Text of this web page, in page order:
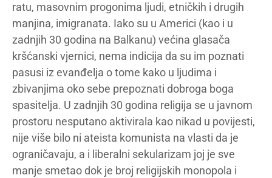
ratu, masovnim progonima ljudi, etničkih i drugih
manjina, imigranata. Iako su u Americi (kao i u
zadnjih 30 godina na Balkanu) većina glasača
kršćanski vjernici, nema indicija da su im poznati
pasusi iz evanđelja o tome kako u ljudima i
zbivanjima oko sebe prepoznati dobroga boga
spasitelja. U zadnjih 30 godina religija se u javnom
prostoru nesputano aktivirala kao nikad u povijesti,
nije više bilo ni ateista komunista na vlasti da je
ograničavaju, a i liberalni sekularizam joj je sve
manje smetao dok je broj religijskih monopola i